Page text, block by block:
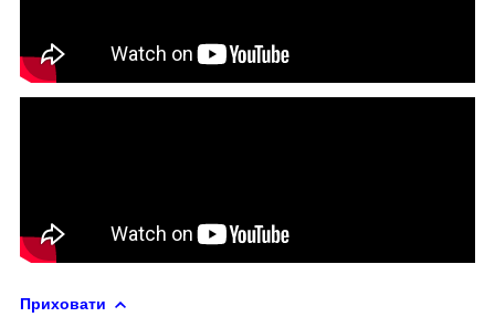
Приховати